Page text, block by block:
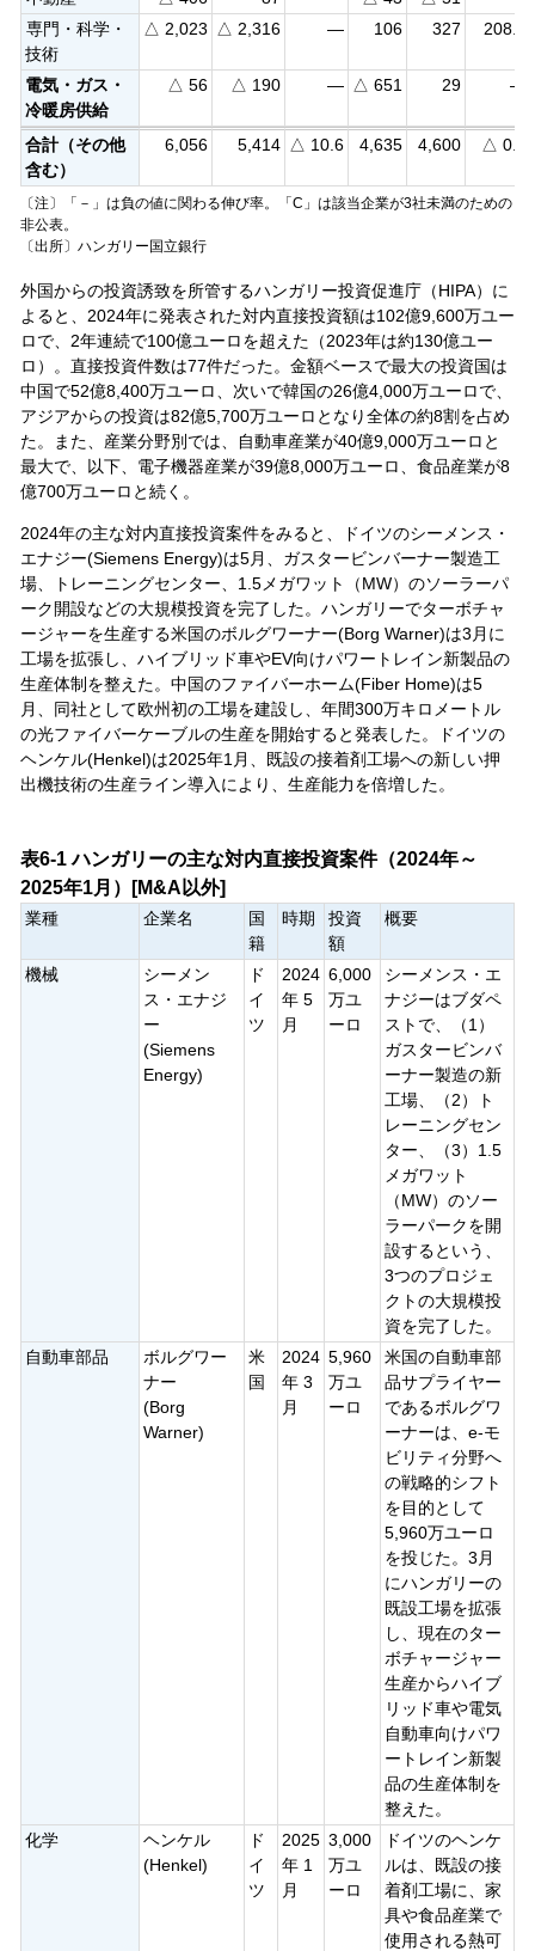
専門・科学・
技術
△ 2,023 △ 2,316 — 106 327 208.2
電気・ガス・
冷暖房供給
△ 56 △ 190 — △ 651 29 —
合計（その他
含む）
6,056 5,414 △ 10.6 4,635 4,600 △ 0.8
〔注〕「－」は負の値に関わる伸び率。「C」は該当企業が3社未満のための
非公表。
〔出所〕ハンガリー国立銀行
外国からの投資誘致を所管するハンガリー投資促進庁（HIPA）に
よると、2024年に発表された対内直接投資額は102億9,600万ユー
ロで、2年連続で100億ユーロを超えた（2023年は約130億ユー
ロ）。直接投資件数は77件だった。金額ベースで最大の投資国は
中国で52億8,400万ユーロ、次いで韓国の26億4,000万ユーロで、
アジアからの投資は82億5,700万ユーロとなり全体の約8割を占め
た。また、産業分野別では、自動車産業が40億9,000万ユーロと
最大で、以下、電子機器産業が39億8,000万ユーロ、食品産業が8
億700万ユーロと続く。
2024年の主な対内直接投資案件をみると、ドイツのシーメンス・
エナジー(Siemens Energy)は5月、ガスタービンバーナー製造工
場、トレーニングセンター、1.5メガワット（MW）のソーラーパ
ーク開設などの大規模投資を完了した。ハンガリーでターボチャ
ージャーを生産する米国のボルグワーナー(Borg Warner)は3月に
工場を拡張し、ハイブリッド車やEV向けパワートレイン新製品の
生産体制を整えた。中国のファイバーホーム(Fiber Home)は5
月、同社として欧州初の工場を建設し、年間300万キロメートル
の光ファイバーケーブルの生産を開始すると発表した。ドイツの
ヘンケル(Henkel)は2025年1月、既設の接着剤工場への新しい押
出機技術の生産ライン導入により、生産能力を倍増した。
表6-1 ハンガリーの主な対内直接投資案件（2024年～
2025年1月）[M&A以外]
業種 企業名
国
籍
時期
投資
額
概要
機械
シーメン
ス・エナジ
ー
(Siemens
Energy)
ド
イ
ツ
2024
年 5
月
6,000
万ユ
ーロ
シーメンス・エ
ナジーはブダペ
ストで、（1）
ガスタービンバ
ーナー製造の新
工場、（2）ト
レーニングセン
ター、（3）1.5
メガワット
（MW）のソー
ラーパークを開
設するという、
3つのプロジェ
クトの大規模投
資を完了した。
自動車部品
ボルグワー
ナー
(Borg
Warner)
米
国
2024
年 3
月
5,960
万ユ
ーロ
米国の自動車部
品サプライヤー
であるボルグワ
ーナーは、e-モ
ビリティ分野へ
の戦略的シフト
を目的として
5,960万ユーロ
を投じた。3月
にハンガリーの
既設工場を拡張
し、現在のター
ボチャージャー
生産からハイブ
リッド車や電気
自動車向けパワ
ートレイン新製
品の生産体制を
整えた。
化学
ヘンケル
(Henkel)
ド
イ
ツ
2025
年 1
月
3,000
万ユ
ーロ
ドイツのヘンケ
ルは、既設の接
着剤工場に、家
具や食品産業で
使用される熱可